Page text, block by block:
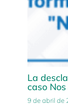
La
caso
9 de abril de